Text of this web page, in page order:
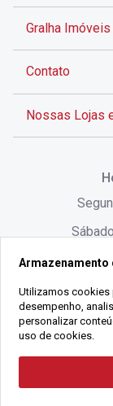
Gralha Imóveis
Contato
Nossas Lojas
Rua Lauro
SC
(48) 3220-
Alameda
2021 Copyright -
Armazenamento
Utilizamos cookies
desempenho,
personalizar
uso de cookies.